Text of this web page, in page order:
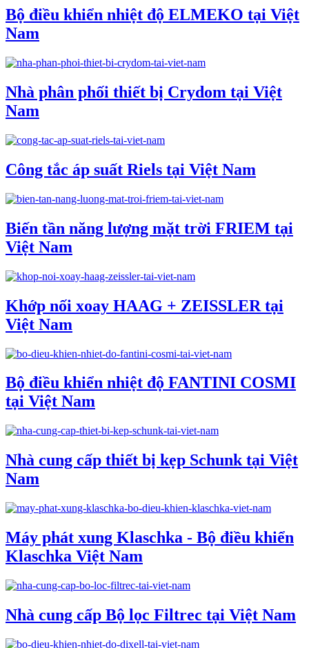
Bộ điều khiển nhiệt độ ELMEKO tại Việt
Nam
Nhà phân phối thiết bị Crydom tại Việt
Nam
Công tắc áp suất Riels tại Việt Nam
Biến tần năng lượng mặt trời FRIEM tại
Việt Nam
Khớp nối xoay HAAG + ZEISSLER tại
Việt Nam
Bộ điều khiển nhiệt độ FANTINI COSMI
tại Việt Nam
Nhà cung cấp thiết bị kẹp Schunk tại Việt
Nam
Máy phát xung Klaschka - Bộ điều khiển
Klaschka Việt Nam
Nhà cung cấp Bộ lọc Filtrec tại Việt Nam